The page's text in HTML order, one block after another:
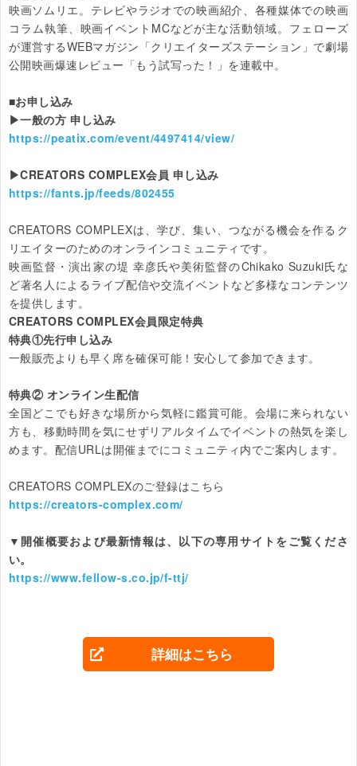
映画ソムリエ。テレビやラジオでの映画紹介、各種媒体での映画
コラム執筆、映画イベントMCなどが主な活動領域。フェローズ
が運営するWEBマガジン「クリエイターズステーション」で劇場
公開映画爆速レビュー「もう試写った！」を連載中。
▶一般の方 申し込み
https://peatix.com/event/4497414/view/
▶CREATORS COMPLEX会員 申し込み
https://fants.jp/feeds/802455
CREATORS COMPLEXは、学び、集い、つながる機会を作るク
リエイターのためのオンラインコミュニティです。
映画監督・演出家の堤 幸彦氏や美術監督のChikako Suzuki氏な
ど著名人によるライブ配信や交流イベントなど多様なコンテンツ
CREATORS COMPLEX会員限定特典
特典①先行申し込み
一般販売よりも早く席を確保可能！安心して参加できます。
特典② オンライン生配信
全国どこでも好きな場所から気軽に鑑賞可能。会場に来られない
方も、移動時間を気にせずリアルタイムでイベントの熱気を楽し
めます。配信URLは開催までにコミュニティ内でご案内します。
https://creators-complex.com/
▼開催概要および最新情報は、以下の専用サイトをご覧くださ
い。
https://www.fellow-s.co.jp/f-ttj/
詳細はこちら